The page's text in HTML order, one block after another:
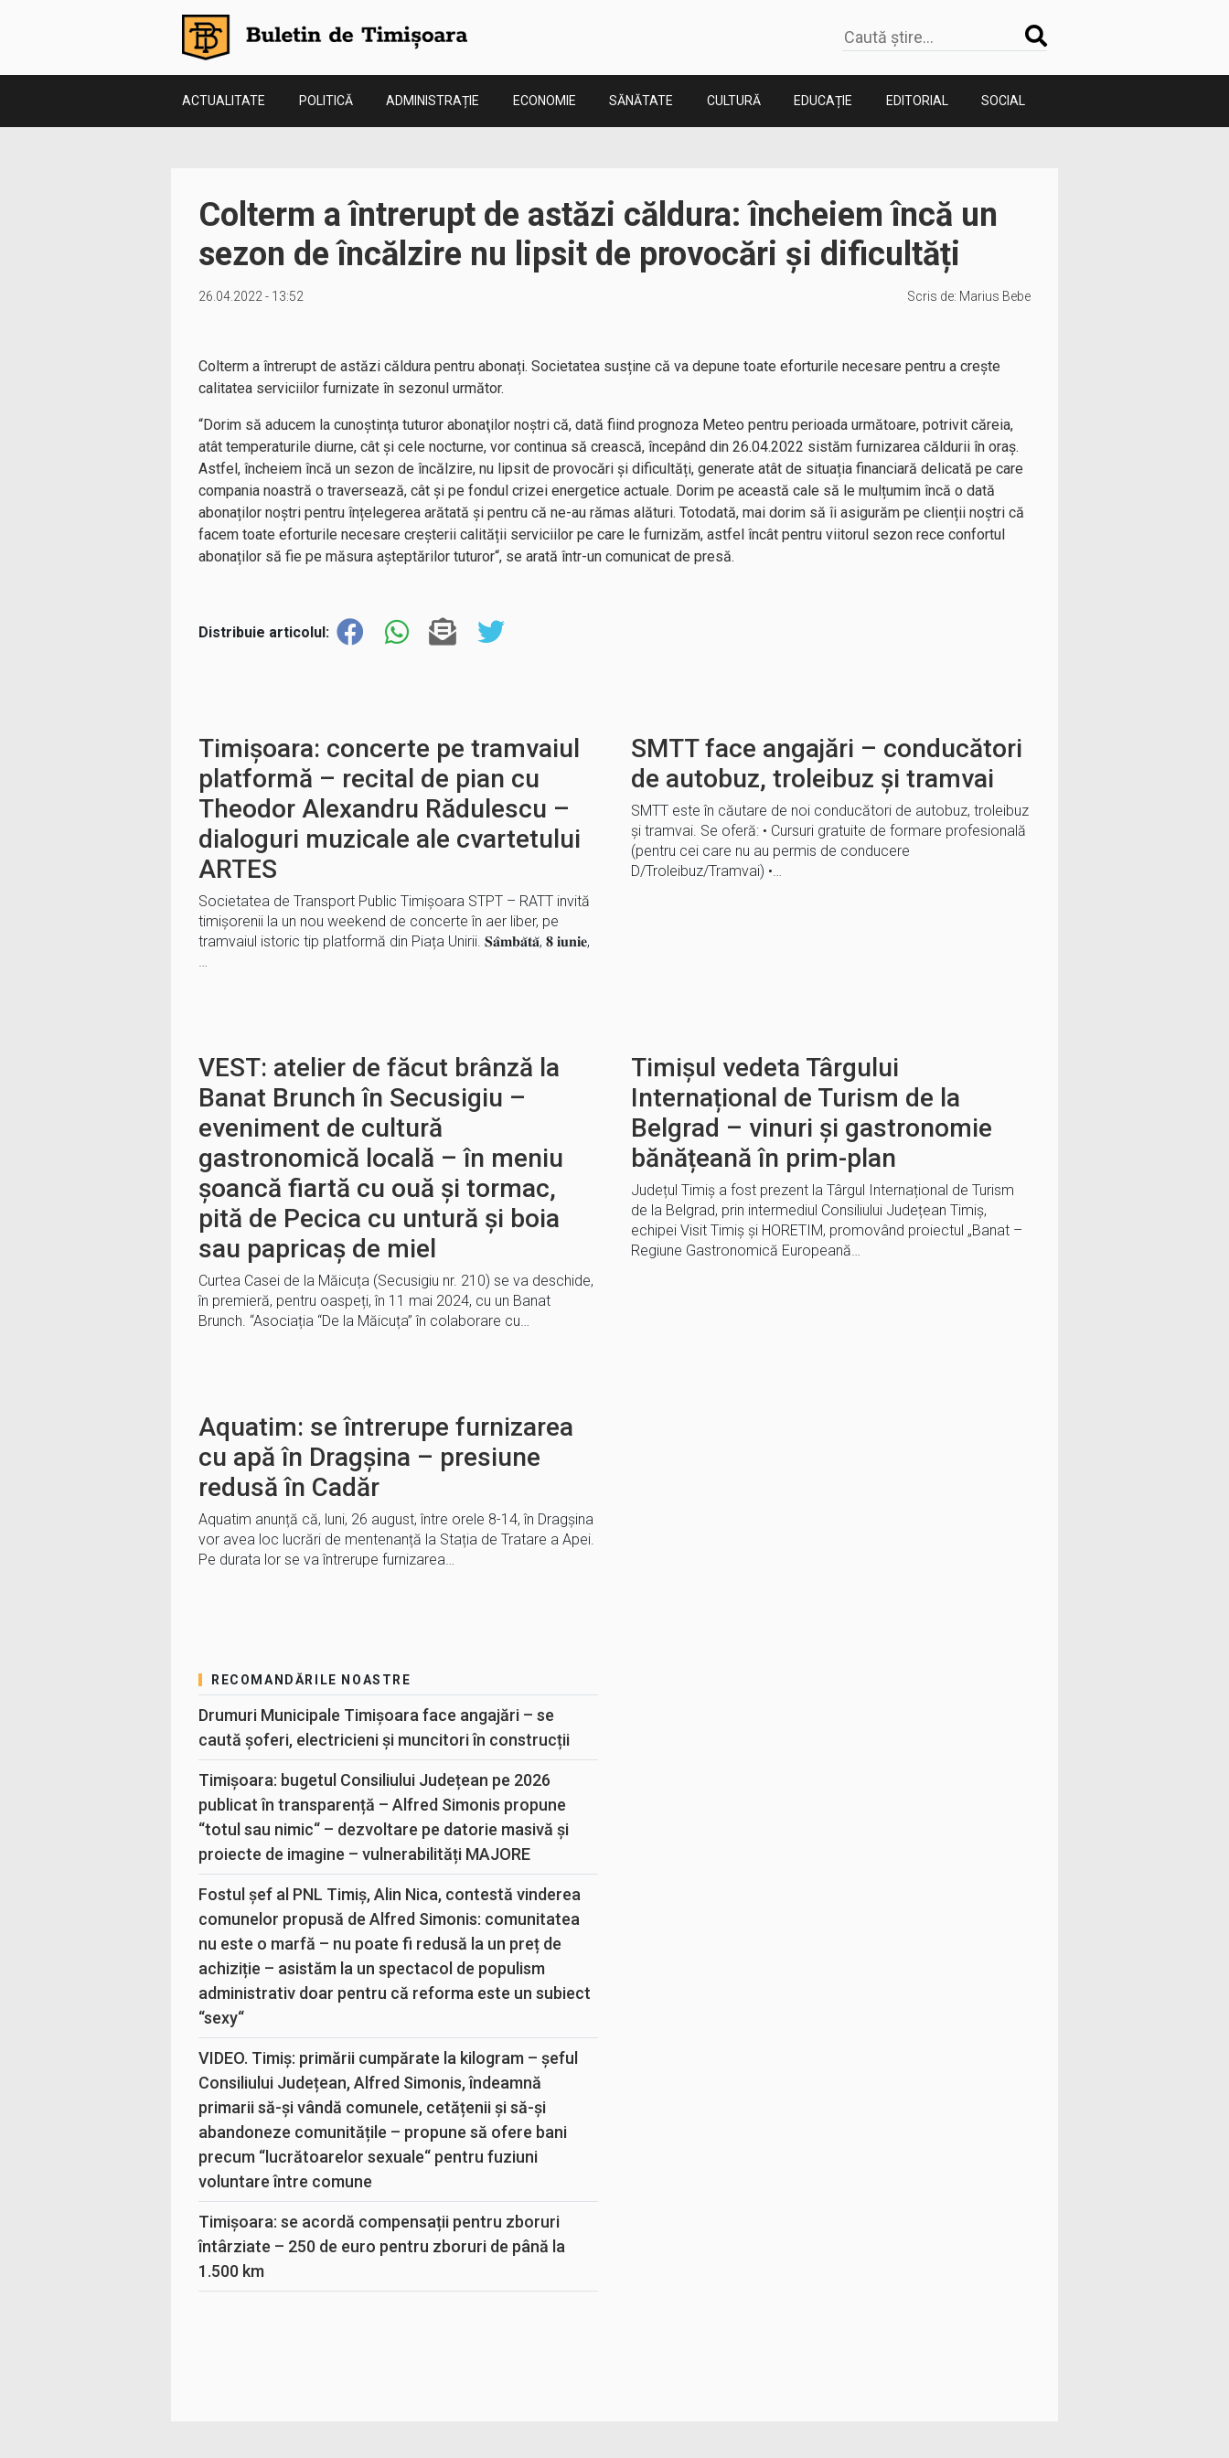
ACTUALITATE POLITICĂ ADMINISTRAȚIE ECONOMIE SĂNĂTATE CULTURĂ EDUCAȚIE EDITORIAL SOCIAL
Colterm a întrerupt de astăzi căldura: încheiem încă un
sezon de încălzire nu lipsit de provocări și dificultăți
26.04.2022 - 13:52 Scris de: Marius Bebe
Colterm a întrerupt de astăzi căldura pentru abonați. Societatea susține că va depune toate eforturile necesare pentru a crește
calitatea serviciilor furnizate în sezonul următor.
“Dorim să aducem la cunoştinţa tuturor abonaţilor noștri că, dată fiind prognoza Meteo pentru perioada următoare, potrivit căreia,
atât temperaturile diurne, cât și cele nocturne, vor continua să crească, începând din 26.04.2022 sistăm furnizarea căldurii în oraș.
Astfel, încheiem încă un sezon de încălzire, nu lipsit de provocări și dificultăți, generate atât de situația financiară delicată pe care
compania noastră o traversează, cât și pe fondul crizei energetice actuale. Dorim pe această cale să le mulțumim încă o dată
abonaților noștri pentru înțelegerea arătată și pentru că ne-au rămas alături. Totodată, mai dorim să îi asigurăm pe clienții noștri că
facem toate eforturile necesare creșterii calității serviciilor pe care le furnizăm, astfel încât pentru viitorul sezon rece confortul
abonaților să fie pe măsura așteptărilor tuturor“, se arată într-un comunicat de presă.
Distribuie articolul:
Timișoara: concerte pe tramvaiul
platformă – recital de pian cu
Theodor Alexandru Rădulescu –
dialoguri muzicale ale cvartetului
ARTES
Societatea de Transport Public Timișoara STPT – RATT invită
timișorenii la un nou weekend de concerte în aer liber, pe
tramvaiul istoric tip platformă din Piața Unirii. 𝐒𝐚̂𝐦𝐛𝐚̆𝐭𝐚̆, 𝟖 𝐢𝐮𝐧𝐢𝐞,
…
SMTT face angajări – conducători
de autobuz, troleibuz și tramvai
SMTT este în căutare de noi conducători de autobuz, troleibuz
și tramvai. Se oferă: • Cursuri gratuite de formare profesională
(pentru cei care nu au permis de conducere
D/Troleibuz/Tramvai) •…
VEST: atelier de făcut brânză la
Banat Brunch în Secusigiu –
eveniment de cultură
gastronomică locală – în meniu
șoancă fiartă cu ouă și tormac,
pită de Pecica cu untură și boia
sau papricaș de miel
Curtea Casei de la Măicuța (Secusigiu nr. 210) se va deschide,
în premieră, pentru oaspeți, în 11 mai 2024, cu un Banat
Brunch. “Asociația “De la Măicuța” în colaborare cu…
Timișul vedeta Târgului
Internațional de Turism de la
Belgrad – vinuri și gastronomie
bănățeană în prim-plan
Județul Timiș a fost prezent la Târgul Internațional de Turism
de la Belgrad, prin intermediul Consiliului Județean Timiș,
echipei Visit Timiș și HORETIM, promovând proiectul „Banat –
Regiune Gastronomică Europeană…
Aquatim: se întrerupe furnizarea
cu apă în Dragșina – presiune
redusă în Cadăr
Aquatim anunță că, luni, 26 august, între orele 8-14, în Dragșina
vor avea loc lucrări de mentenanță la Stația de Tratare a Apei.
Pe durata lor se va întrerupe furnizarea…
RECOMANDĂRILE NOASTRE
Drumuri Municipale Timișoara face angajări – se
caută șoferi, electricieni și muncitori în construcții
Timișoara: bugetul Consiliului Județean pe 2026
publicat în transparență – Alfred Simonis propune
“totul sau nimic“ – dezvoltare pe datorie masivă și
proiecte de imagine – vulnerabilități MAJORE
Fostul șef al PNL Timiș, Alin Nica, contestă vinderea
comunelor propusă de Alfred Simonis: comunitatea
nu este o marfă – nu poate fi redusă la un preț de
achiziție – asistăm la un spectacol de populism
administrativ doar pentru că reforma este un subiect
“sexy“
VIDEO. Timiș: primării cumpărate la kilogram – șeful
Consiliului Județean, Alfred Simonis, îndeamnă
primarii să-și vândă comunele, cetățenii și să-și
abandoneze comunitățile – propune să ofere bani
precum “lucrătoarelor sexuale“ pentru fuziuni
voluntare între comune
Timișoara: se acordă compensații pentru zboruri
întârziate – 250 de euro pentru zboruri de până la
1.500 km